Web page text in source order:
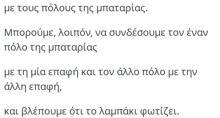
με τους πόλους της μπαταρίας.
Μπορούμε, λοιπόν, να συνδέσουμε τον έναν
πόλο της μπαταρίας
με τη μία επαφή και τον άλλο πόλο με την
άλλη επαφή,
και βλέπουμε ότι το λαμπάκι φωτίζει.